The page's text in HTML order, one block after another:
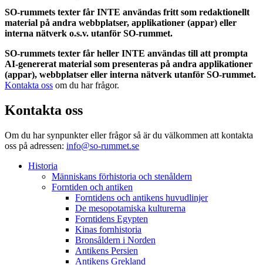
SO-rummets texter får INTE användas fritt som redaktionellt
material på andra webbplatser, applikationer (appar) eller
interna nätverk o.s.v. utanför SO-rummet.
SO-rummets texter får heller INTE användas till att prompta
AI-genererat material som presenteras på andra applikationer
(appar), webbplatser eller interna nätverk utanför SO-rummet.
Kontakta oss om du har frågor.
Kontakta oss
Om du har synpunkter eller frågor så är du välkommen att kontakta
oss på adressen: info@so-rummet.se
Historia
Människans förhistoria och stenåldern
Forntiden och antiken
Forntidens och antikens huvudlinjer
De mesopotamiska kulturerna
Forntidens Egypten
Kinas fornhistoria
Bronsåldern i Norden
Antikens Persien
Antikens Grekland